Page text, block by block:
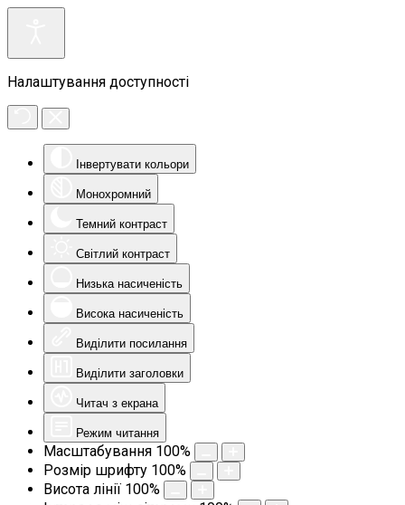
Налаштування доступності
Інвертувати кольори
Монохромний
Темний контраст
Світлий контраст
Низька насиченість
Висока насиченість
Виділити посилання
Виділити заголовки
Читач з екрана
Режим читання
Масштабування 100%
Розмір шрифту 100%
Висота лінії 100%